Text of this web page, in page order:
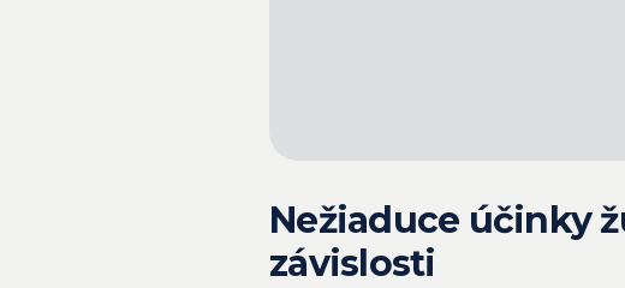
Nežiaduce účinky
závislosti